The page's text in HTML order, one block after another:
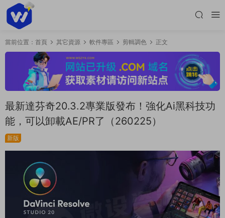
當前位置： 首頁 其它資源 軟件專區 剪輯調色 正文
最新達芬奇20.3.2專業版發布！強化Ai黑科技功
能，可以卸載AE/PR了（260225）
新版